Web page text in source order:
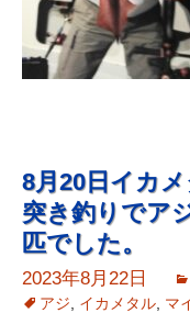
8月20日イカ
突き釣りでア
匹でした。
2023年8月22日
アジ
イカメタル マ